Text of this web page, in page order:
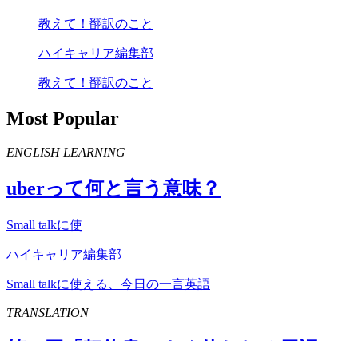
教えて！翻訳のこと
ハイキャリア編集部
教えて！翻訳のこと
Most Popular
ENGLISH LEARNING
uberって何と言う意味？
Small talkに使
ハイキャリア編集部
Small talkに使える、今日の一言英語
TRANSLATION